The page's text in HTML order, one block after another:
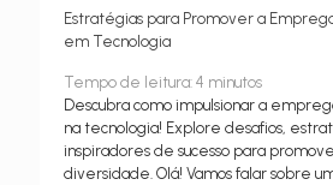
Estratégias para Promover a
em Tecnologia
Tempo de leitura: 4 minutos
Descubra como impulsionar a
na tecnologia! Explore desafios,
inspiradores de sucesso para
diversidade. Olá! Vamos falar sobre